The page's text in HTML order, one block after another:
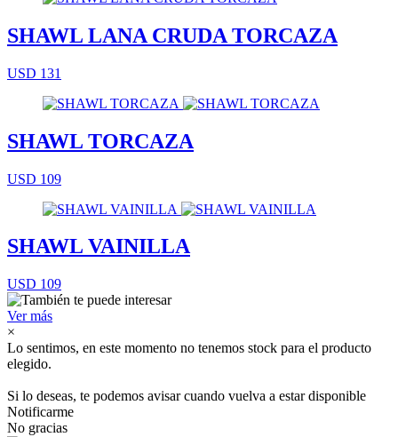
SHAWL LANA CRUDA TORCAZA
USD 131
SHAWL TORCAZA
USD 109
SHAWL VAINILLA
USD 109
Ver más
×
Lo sentimos, en este momento no tenemos stock para el producto
elegido.
Si lo deseas, te podemos avisar cuando vuelva a estar disponible
Notificarme
No gracias